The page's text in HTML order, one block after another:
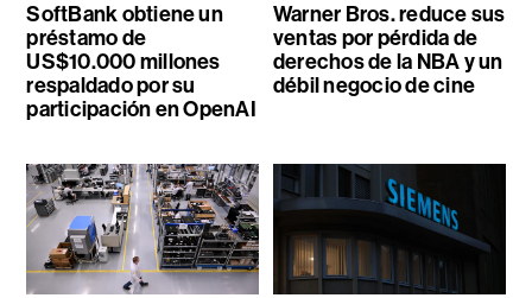
SoftBank obtiene un
préstamo de
US$10.000 millones
respaldado por su
participación en OpenAI
Warner Bros. reduce sus
ventas por pérdida de
derechos de la NBA y un
débil negocio de cine